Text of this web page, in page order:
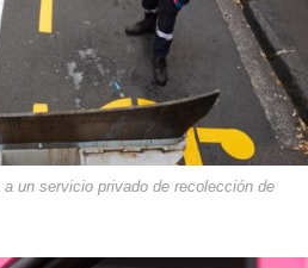
un servicio privado de recolección de